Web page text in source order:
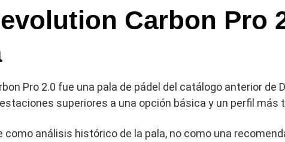
Carbon Pro
Pro 2.0 fue una pala de pádel del catálogo anterior
superiores a una opción básica y un perfil más
como análisis histórico de la pala, no como una